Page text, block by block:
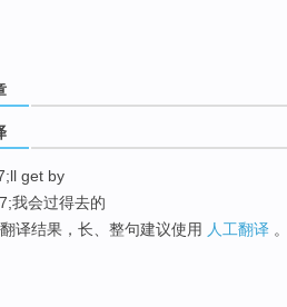
get by
我会过得去的
译结果，长、整句建议使用 人工翻译